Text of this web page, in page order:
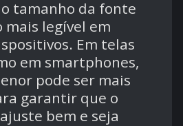
tamanho da fonte
legível em
Em telas
em smartphones,
pode ser mais
garantir que o
bem e seja